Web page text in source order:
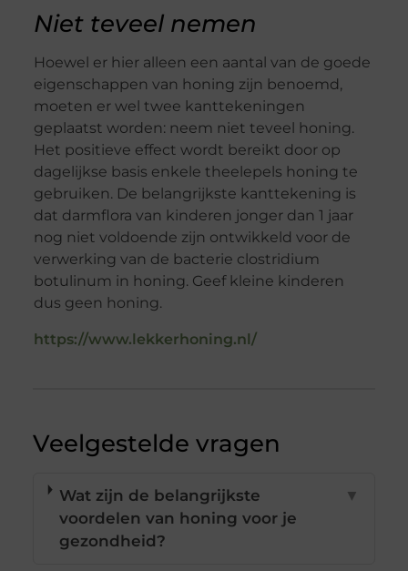
Niet teveel nemen
Hoewel er hier alleen een aantal van de goede
eigenschappen van honing zijn benoemd,
moeten er wel twee kanttekeningen
geplaatst worden: neem niet teveel honing.
Het positieve effect wordt bereikt door op
dagelijkse basis enkele theelepels honing te
gebruiken. De belangrijkste kanttekening is
dat darmflora van kinderen jonger dan 1 jaar
nog niet voldoende zijn ontwikkeld voor de
verwerking van de bacterie clostridium
botulinum in honing. Geef kleine kinderen
dus geen honing.
https://www.lekkerhoning.nl/
Veelgestelde vragen
Wat zijn de belangrijkste
voordelen van honing voor je
gezondheid?
▼